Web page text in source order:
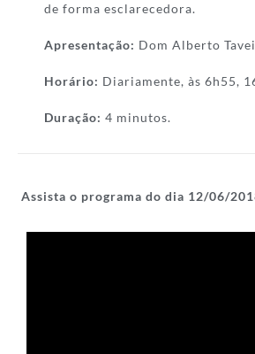
de forma esclarecedora.
Apresentação: Dom Alberto
Horário: Diariamente, às 6h55,
Duração: 4 minutos.
Assista o programa do dia 12/06/